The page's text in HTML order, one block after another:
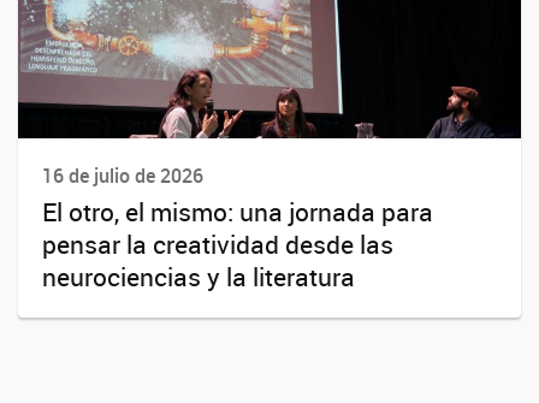
16 de julio de 2026
El otro, el mismo: una jornada para
pensar la creatividad desde las
neurociencias y la literatura